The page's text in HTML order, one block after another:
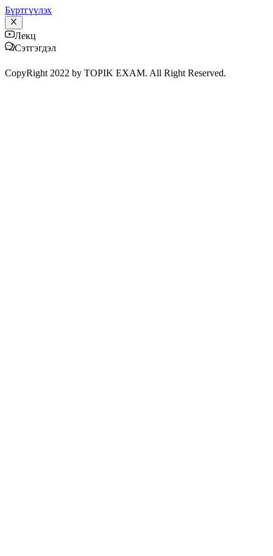
Бүртгүүлэх
Лекц
Сэтгэгдэл
CopyRight 2022 by TOPIK EXAM. All Right Reserved.